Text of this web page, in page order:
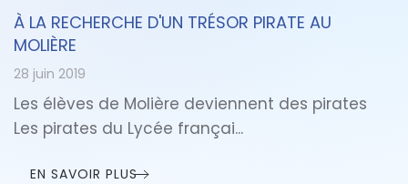
À LA RECHERCHE D'UN TRÉSOR PIRATE AU
MOLIÈRE
28 juin 2019
Les élèves de Molière deviennent des pirates
Les pirates du Lycée françai...
EN SAVOIR PLUS